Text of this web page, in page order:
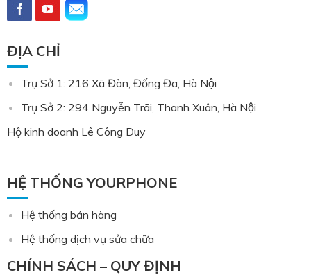
ĐỊA CHỈ
Trụ Sở 1: 216 Xã Đàn, Đống Đa, Hà Nội
Trụ Sở 2: 294 Nguyễn Trãi, Thanh Xuân, Hà Nội
Hộ kinh doanh Lê Công Duy
HỆ THỐNG YOURPHONE
Hệ thống bán hàng
Hệ thống dịch vụ sửa chữa
CHÍNH SÁCH – QUY ĐỊNH